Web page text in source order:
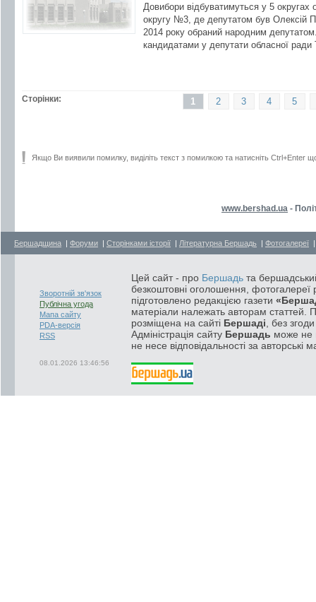
Довибори відбуватимуться у 5
округу №3, де депутатом був Олексій
2014 року обраний народним
кандидатами у депутати обласної
Сторінки: 5
4
3
2
1
Якщо Ви виявили помилку, виділіть текст з помилкою та натисніть Ctrl+Enter
www.bershad.ua -
Бершадщина | Форуми | Сторінками історії | Літературна Бершадь | Фотогалереї
Зворотній зв'язок
Публічна угода
Мапа сайту
PDA-версія
RSS
08.01.2026 13:46:56
Цей сайт - про Бершадь та
безкоштовні оголошення, фотогалереї
підготовлено редакцією газети
матеріали належать авторам статтей.
розміщена на сайті Бершаді , без
Адміністрація сайту Бершадь може не
не несе відповідальності за авторські